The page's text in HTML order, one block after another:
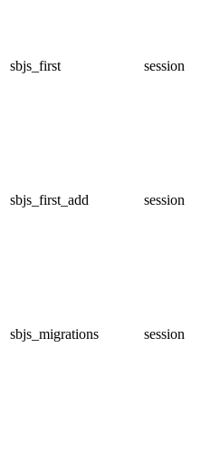
sbjs_first session
sbjs_first_add session
sbjs_migrations session